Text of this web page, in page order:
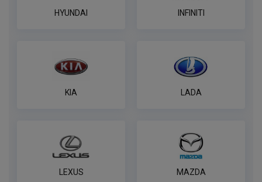
HYUNDAI INFINITI
KIA LADA
LEXUS MAZDA